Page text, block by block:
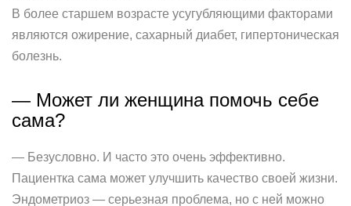
В более старшем возрасте усугубляющими факторами
являются ожирение, сахарный диабет, гипертоническая
болезнь.
— Может ли женщина помочь себе
сама?
— Безусловно. И часто это очень эффективно.
Пациентка сама может улучшить качество своей жизни.
Эндометриоз — серьезная проблема, но с ней можно